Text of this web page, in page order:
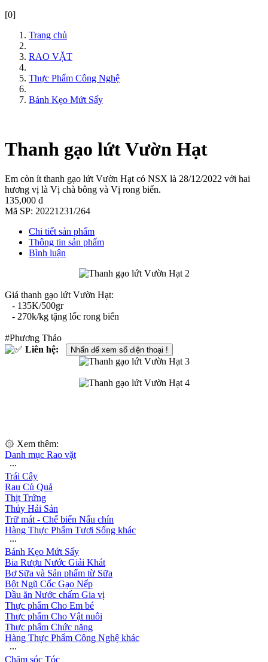
[0]
Trang chủ
RAO VẶT
Thực Phẩm Công Nghệ
Bánh Kẹo Mứt Sấy
Thanh gạo lứt Vườn Hạt
Em còn ít thanh gạo lứt Vườn Hạt có NSX là 28/12/2022 với hai
hương vị là Vị chà bông và Vị rong biển.
135,000 đ
Mã SP: 20221231/264
Chi tiết sản phẩm
Thông tin sản phẩm
Bình luận
Giá thanh gạo lứt Vườn Hạt:
- 135K/500gr
- 270k/kg tặng lốc rong biển
#Phương Thảo
Liên hệ:
Nhấn để xem số điện thoại !
۞ Xem thêm:
Danh mục Rao vặt
∙∙∙
Trái Cây
Rau Củ Quả
Thịt Trứng
Thủy Hải Sản
Trữ mát - Chế biến Nấu chín
Hàng Thực Phẩm Tươi Sống khác
∙∙∙
Bánh Kẹo Mứt Sấy
Bia Rượu Nước Giải Khát
Bơ Sữa và Sản phẩm từ Sữa
Bột Ngũ Cốc Gạo Nếp
Dầu ăn Nước chấm Gia vị
Thực phẩm Cho Em bé
Thực phẩm Cho Vật nuôi
Thực phẩm Chức năng
Hàng Thực Phẩm Công Nghệ khác
∙∙∙
Chăm sóc Tóc